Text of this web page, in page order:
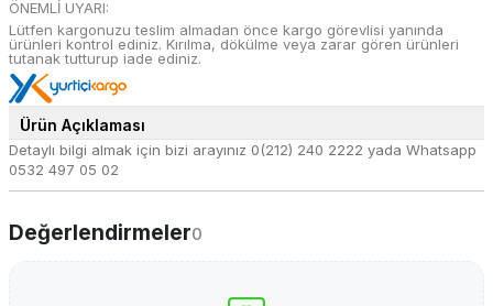
ÖNEMLİ UYARI:
Lütfen kargonuzu teslim almadan önce kargo görevlisi yanında
ürünleri kontrol ediniz. Kırılma, dökülme veya zarar gören ürünleri
tutanak tutturup iade ediniz.
Ürün Açıklaması
Detaylı bilgi almak için bizi arayınız 0(212) 240 2222 yada Whatsapp
0532 497 05 02
Değerlendirmeler0